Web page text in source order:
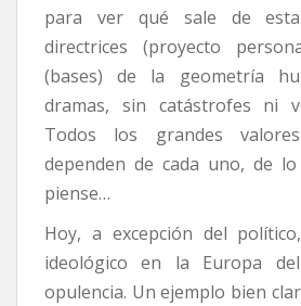
para ver qué sale de
directrices (proyecto
(bases) de la geometría
dramas, sin catástrofes ni
Todos los grandes
dependen de cada uno, de
piense…
Hoy, a excepción del
ideológico en la Europa
opulencia. Un ejemplo bien